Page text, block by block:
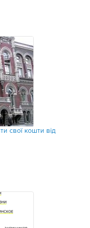
свої кошти від